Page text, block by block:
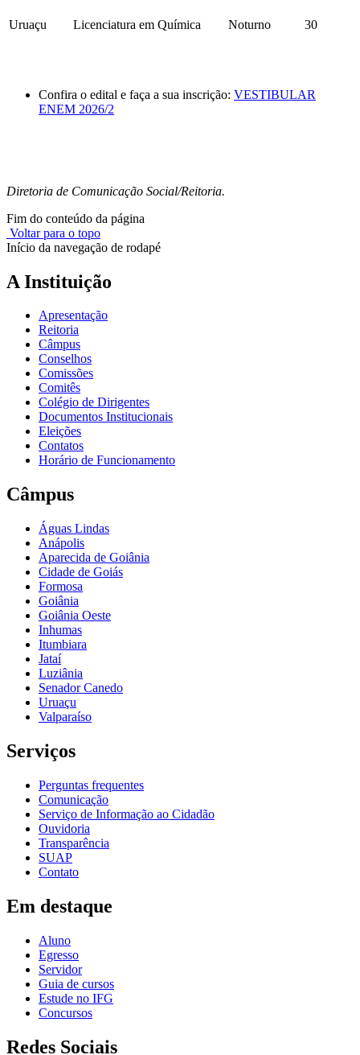
Uruaçu Licenciatura em Química Noturno 30
Confira o edital e faça a sua inscrição: VESTIBULAR
ENEM 2026/2
Diretoria de Comunicação Social/Reitoria.
Fim do conteúdo da página
Voltar para o topo
Início da navegação de rodapé
A Instituição
Apresentação
Reitoria
Câmpus
Conselhos
Comissões
Comitês
Colégio de Dirigentes
Documentos Institucionais
Eleições
Contatos
Horário de Funcionamento
Câmpus
Águas Lindas
Anápolis
Aparecida de Goiânia
Cidade de Goiás
Formosa
Goiânia
Goiânia Oeste
Inhumas
Itumbiara
Jataí
Luziânia
Senador Canedo
Uruaçu
Valparaíso
Serviços
Perguntas frequentes
Comunicação
Serviço de Informação ao Cidadão
Ouvidoria
Transparência
SUAP
Contato
Em destaque
Aluno
Egresso
Servidor
Guia de cursos
Estude no IFG
Concursos
Redes Sociais